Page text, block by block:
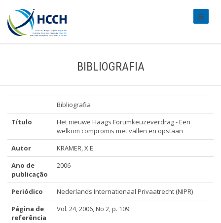
BIBLIOGRAFIA
Bibliografia
Título
Het nieuwe Haags Forumkeuzeverdrag - Een
welkom compromis met vallen en opstaan
Autor
KRAMER, X.E.
Ano de
publicação
2006
Periódico
Nederlands Internationaal Privaatrecht (NIPR)
Página de
referência
Vol. 24, 2006, No 2, p. 109